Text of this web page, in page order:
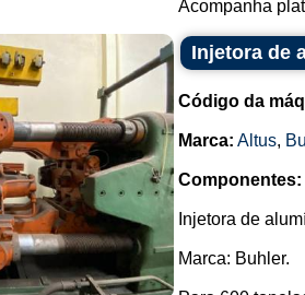
Acompanha
Injetora de
Código da
Marca: Altus,
Componentes:
Injetora de
Marca: Buhler.